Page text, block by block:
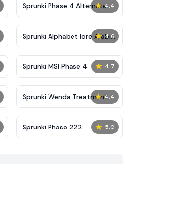
★ 4.4
Sprunki Phase 4 Alternate
Edition
★ 4.6
Sprunki Alphabet lore Arabic
Phase 3
★ 4.7
Sprunki MSI Phase 4
★ 4.4
Sprunki Wenda Treatment
Phase 40
★ 5.0
Sprunki Phase 222